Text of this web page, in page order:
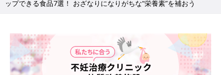
ップできる食品7選！ おざなりになりがちな“栄養素”を補おう